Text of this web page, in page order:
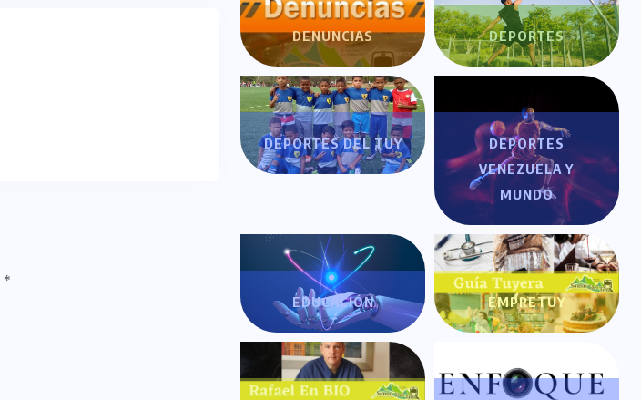
*
DENUNCIAS DEPORTES
DEPORTES DEL TUY
DEPORTES
VENEZUELA Y
MUNDO
EDUCACIÓN EMPRETUY